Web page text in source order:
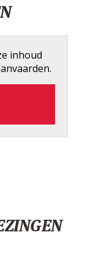
inhoud